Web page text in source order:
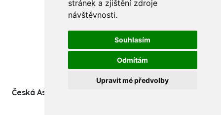
stránek a zjištění zdroje
návštěvnosti.
Souhlasím
Odmítám
Upravit mé předvolby
Články
Kurzy a workshopy
Sídlo ČADBT
Česká Asociace Dětských Bobath Terapeutů spolek